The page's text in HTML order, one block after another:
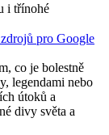
i třínohé
pro Google
co je bolestně
legendami nebo
útoků a
divy světa a